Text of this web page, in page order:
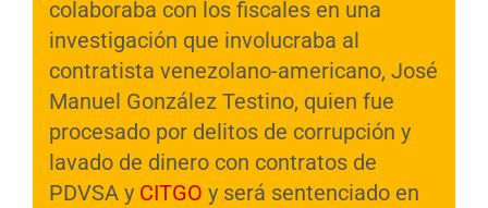
colaboraba con los fiscales en una
investigación que involucraba al
contratista venezolano-americano, José
Manuel González Testino, quien fue
procesado por delitos de corrupción y
lavado de dinero con contratos de
PDVSA y CITGO y será sentenciado en